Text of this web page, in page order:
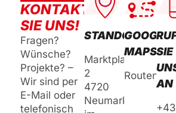
KONTAKTIEREN
SIE UNS!
Fragen?
Wünsche?
Projekte? –
Wir sind per
E-Mail oder
telefonisch
STANDORT
Marktplatz
2
4720
Neumarkt
GOOGLE
MAPSSIE
AN
+43